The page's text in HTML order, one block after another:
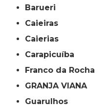
Barueri
Caieiras
Caierias
Carapicuíba
Franco da Rocha
GRANJA VIANA
Guarulhos